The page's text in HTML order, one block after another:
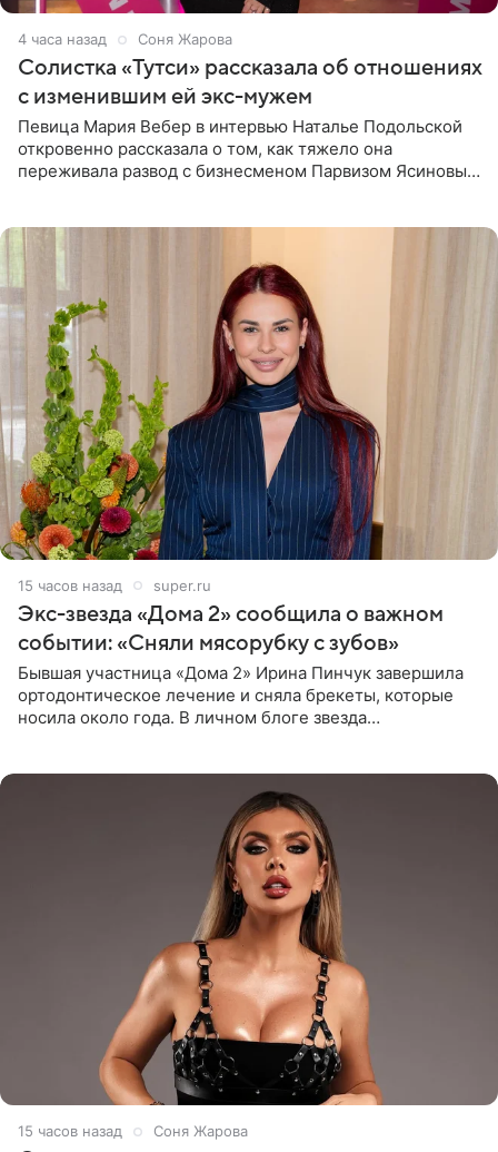
4 часа назад Соня Жарова
Солистка «Тутси» рассказала об отношениях
с изменившим ей экс-мужем
Певица Мария Вебер в интервью Наталье Подольской
откровенно рассказала о том, как тяжело она
переживала развод с бизнесменом Парвизом Ясиновым.
15 часов назад super.ru
Экс-звезда «Дома 2» сообщила о важном
событии: «Сняли мясорубку с зубов»
Бывшая участница «Дома 2» Ирина Пинчук завершила
ортодонтическое лечение и сняла брекеты, которые
носила около года. В личном блоге звезда
15 часов назад Соня Жарова